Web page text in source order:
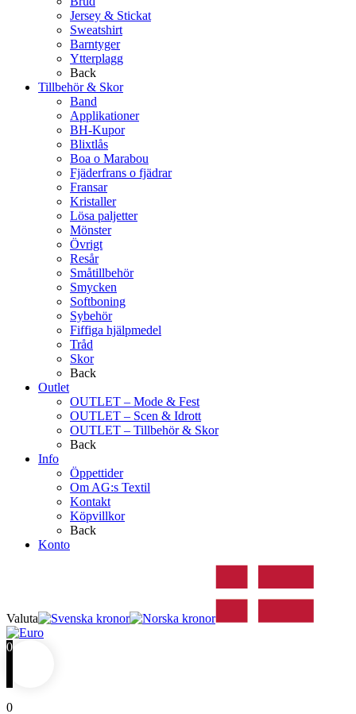
Jersey & Stickat
Sweatshirt
Barntyger
Ytterplagg
Back
Tillbehör & Skor
Band
Applikationer
BH-Kupor
Blixtlås
Boa o Marabou
Fjäderfrans o fjädrar
Fransar
Kristaller
Lösa paljetter
Mönster
Övrigt
Resår
Småtillbehör
Smycken
Softboning
Sybehör
Fiffiga hjälpmedel
Tråd
Skor
Back
Outlet
OUTLET – Mode & Fest
OUTLET – Scen & Idrott
OUTLET – Tillbehör & Skor
Back
Info
Öppettider
Om AG:s Textil
Kontakt
Köpvillkor
Back
Konto
Valuta
0
0